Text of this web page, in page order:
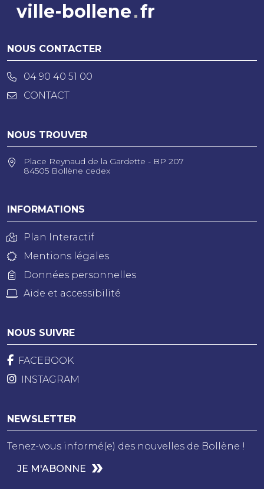
ville-bollene fr
NOUS CONTACTER
04 90 40 51 00
CONTACT
NOUS TROUVER
Place Reynaud de la Gardette - BP 207
84505 Bollène cedex
INFORMATIONS
Plan Interactif
Mentions légales
Données personnelles
Aide et accessibilité
NOUS SUIVRE
FACEBOOK
INSTAGRAM
NEWSLETTER
Tenez-vous informé(e) des nouvelles de Bollène !
JE M'ABONNE